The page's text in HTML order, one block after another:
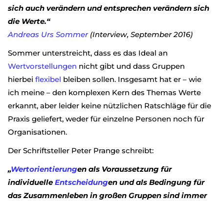
sich auch verändern und entsprechen verändern sich
die Werte.“
Andreas Urs Sommer(Interview, September 2016)
Sommer unterstreicht, dass es das Ideal an
Wertvorstellungen nicht gibt und dass Gruppen
hierbei flexibel bleiben sollen. Insgesamt hat er – wie
ich meine – den komplexen Kern des Themas Werte
erkannt, aber leider keine nützlichen Ratschläge für die
Praxis geliefert, weder für einzelne Personen noch für
Organisationen.
Der Schriftsteller Peter Prange schreibt:
„Wertorientierungen als Voraussetzung für
individuelle Entscheidungen und als Bedingung für
das Zusammenleben in großen Gruppen sind immer